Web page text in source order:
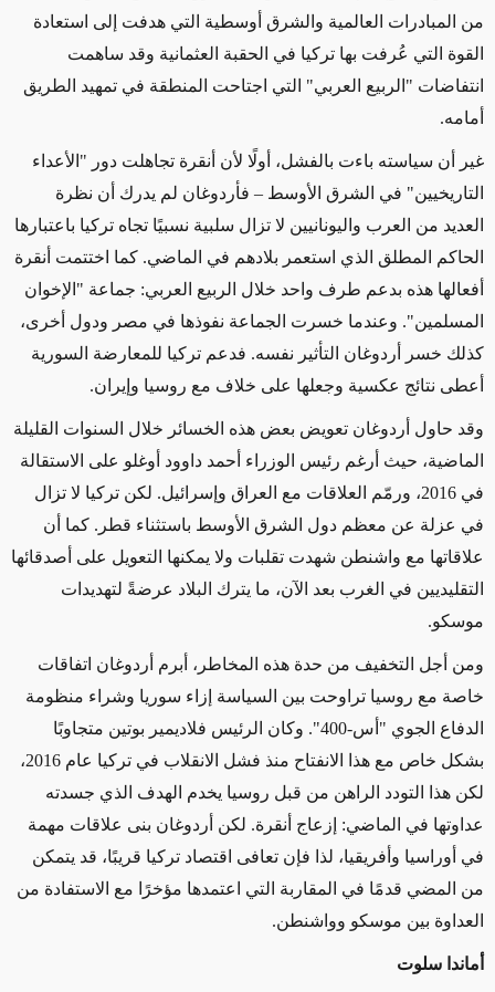
من المبادرات العالمية والشرق أوسطية التي هدفت إلى استعادة
القوة التي عُرفت بها تركيا في الحقبة العثمانية وقد ساهمت
انتفاضات "الربيع العربي" التي اجتاحت المنطقة في تمهيد الطريق
أمامه.
غير أن سياسته باءت بالفشل، أولًا لأن أنقرة تجاهلت دور "الأعداء
التاريخيين" في الشرق الأوسط – فأردوغان لم يدرك أن نظرة
العديد من العرب واليونانيين لا تزال سلبية نسبيًا تجاه تركيا باعتبارها
الحاكم المطلق الذي استعمر بلادهم في الماضي. كما اختتمت أنقرة
أفعالها هذه بدعم طرف واحد خلال الربيع العربي: جماعة "الإخوان
المسلمين". وعندما خسرت الجماعة نفوذها في مصر ودول أخرى،
كذلك خسر أردوغان التأثير نفسه. فدعم تركيا للمعارضة السورية
أعطى نتائج عكسية وجعلها على خلاف مع روسيا وإيران.
وقد حاول أردوغان تعويض بعض هذه الخسائر خلال السنوات القليلة
الماضية، حيث أرغم رئيس الوزراء أحمد داوود أوغلو على الاستقالة
في 2016، ورمّم العلاقات مع العراق وإسرائيل. لكن تركيا لا تزال
في عزلة عن معظم دول الشرق الأوسط باستثناء قطر. كما أن
علاقاتها مع واشنطن شهدت تقلبات ولا يمكنها التعويل على أصدقائها
التقليديين في الغرب بعد الآن، ما يترك البلاد عرضةً لتهديدات
موسكو.
ومن أجل التخفيف من حدة هذه المخاطر، أبرم أردوغان اتفاقات
خاصة مع روسيا تراوحت بين السياسة إزاء سوريا وشراء منظومة
الدفاع الجوي "أس-400". وكان الرئيس فلاديمير بوتين متجاوبًا
بشكل خاص مع هذا الانفتاح منذ فشل الانقلاب في تركيا عام 2016،
لكن هذا التودد الراهن من قبل روسيا يخدم الهدف الذي جسدته
عداوتها في الماضي: إزعاج أنقرة. لكن أردوغان بنى علاقات مهمة
في أوراسيا وأفريقيا، لذا فإن تعافى اقتصاد تركيا قريبًا، قد يتمكن
من المضي قدمًا في المقاربة التي اعتمدها مؤخرًا مع الاستفادة من
العداوة بين موسكو وواشنطن.
أماندا سلوت